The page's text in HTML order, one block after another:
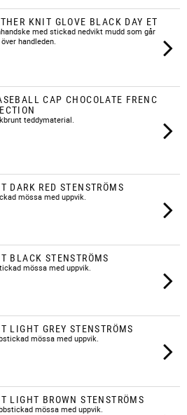
KNIT GLOVE BLACK DAY ET
med stickad nedvikt mudd som går
handleden.
CAP CHOCOLATE FRENC
teddymaterial.
DARK RED STENSTRÖMS
mössa med uppvik.
BLACK STENSTRÖMS
mössa med uppvik.
LIGHT GREY STENSTRÖMS
mössa med uppvik.
LIGHT BROWN STENSTRÖMS
mössa med uppvik.